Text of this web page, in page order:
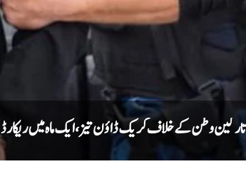
وطن کے خلاف کریک ڈاؤن تیز، ایک ماہ میں ریکارڈ 51 ہزار گرفتاریاں